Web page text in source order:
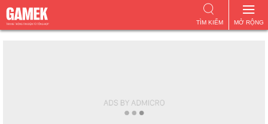
MỞ RỘNG
TÌM KIẾM